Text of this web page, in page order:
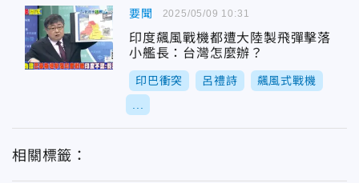
要聞
印度飆風戰機都遭大陸製飛彈擊落
小艦長：台灣怎麼辦？
印巴衝突 呂禮詩 飆風式戰機
2025/05/09 10:31
相關標籤：